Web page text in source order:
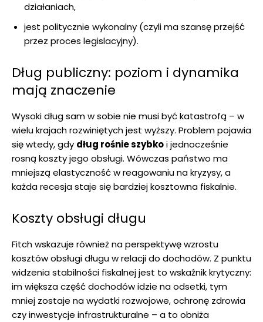
działaniach,
jest politycznie wykonalny (czyli ma szansę przejść
przez proces legislacyjny).
Dług publiczny: poziom i dynamika
mają znaczenie
Wysoki dług sam w sobie nie musi być katastrofą – w
wielu krajach rozwiniętych jest wyższy. Problem pojawia
się wtedy, gdy dług rośnie szybkoi jednocześnie
rosną koszty jego obsługi. Wówczas państwo ma
mniejszą elastyczność w reagowaniu na kryzysy, a
każda recesja staje się bardziej kosztowna fiskalnie.
Koszty obsługi długu
Fitch wskazuje również na perspektywę wzrostu
kosztów obsługi długu w relacji do dochodów. Z punktu
widzenia stabilności fiskalnej jest to wskaźnik krytyczny:
im większa część dochodów idzie na odsetki, tym
mniej zostaje na wydatki rozwojowe, ochronę zdrowia
czy inwestycje infrastrukturalne – a to obniża